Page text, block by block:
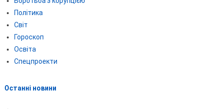
Політика
Світ
Гороскоп
Освіта
Спецпроекти
Останні новини